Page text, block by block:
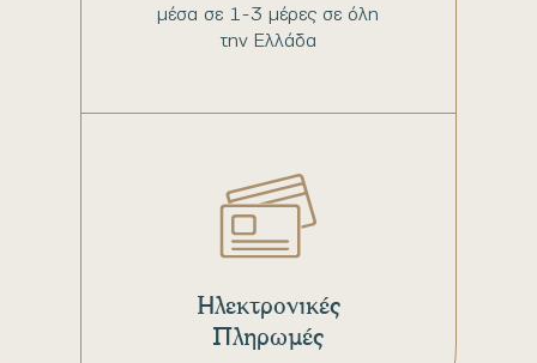
μέσα σε 1-3 μέρες σε όλη
την Ελλάδα
Ηλεκτρονικές
Πληρωμές